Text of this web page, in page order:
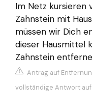
Im Netz kursieren
Zahnstein mit
müssen wir Dich
dieser Hausmittel
Zahnstein
Antrag auf
vollständige Antwort auf